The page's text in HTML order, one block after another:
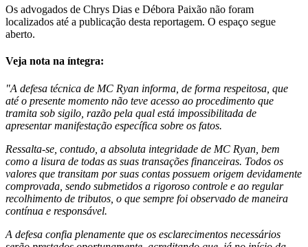
Os advogados de Chrys Dias e Débora Paixão não foram
localizados até a publicação desta reportagem. O espaço segue
aberto.
Veja nota na íntegra:
"A defesa técnica de MC Ryan informa, de forma respeitosa, que
até o presente momento não teve acesso ao procedimento que
tramita sob sigilo, razão pela qual está impossibilitada de
apresentar manifestação específica sobre os fatos.
Ressalta-se, contudo, a absoluta integridade de MC Ryan, bem
como a lisura de todas as suas transações financeiras. Todos os
valores que transitam por suas contas possuem origem devidamente
comprovada, sendo submetidos a rigoroso controle e ao regular
recolhimento de tributos, o que sempre foi observado de maneira
contínua e responsável.
A defesa confia plenamente que os esclarecimentos necessários